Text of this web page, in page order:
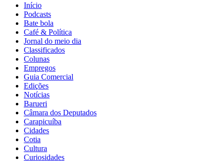
Início
Podcasts
Bate bola
Café & Política
Jornal do meio dia
Classificados
Colunas
Empregos
Guia Comercial
Edições
Notícias
Barueri
Câmara dos Deputados
Carapicuíba
Cidades
Cotia
Cultura
Curiosidades